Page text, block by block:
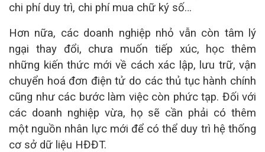
chi phí duy trì, chi phí mua chữ ký số…
Hơn nữa, các doanh nghiệp nhỏ vẫn còn tâm lý
ngại thay đổi, chưa muốn tiếp xúc, học thêm
những kiến thức mới về cách xác lập, lưu trữ, vận
chuyển hoá đơn điện tử do các thủ tục hành chính
cũng như các bước làm việc còn phức tạp. Đối với
các doanh nghiệp vừa, họ sẽ cần phải có thêm
một nguồn nhân lực mới để có thể duy trì hệ thống
cơ sở dữ liệu HĐĐT.